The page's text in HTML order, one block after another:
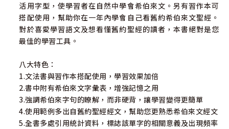
活用字型，使學習者在自然中學會希伯來文。另有習作本可
搭配使用，幫助你在一年內學會自己看舊約希伯來文聖經。
對於喜愛學習語文及想看懂舊約聖經的讀者，本書絕對是您
最佳的學習工具。
八大特色：
1.文法書與習作本搭配使用，學習效果加倍
2.書中附有希伯來文字彙表，增強記憶之用
3.強調希伯來字句的瞭解，而非硬背，讓學習變得更簡單
4.使用範例多出自舊約聖經經文，幫助您更熟悉希伯來文經文
5.全書多處引用統計資料，標誌該單字的相關意義及出現頻率